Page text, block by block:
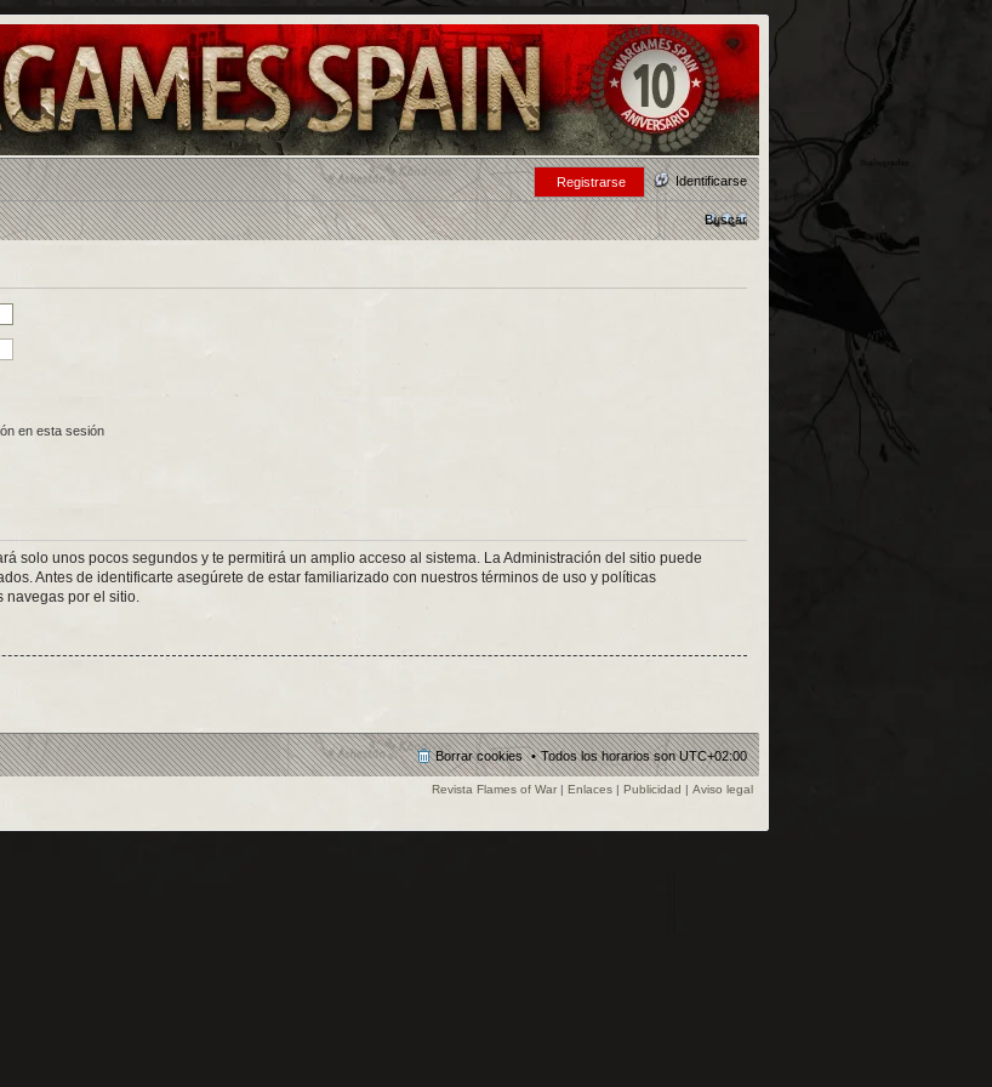
Identificarse
Registrarse
Buscar
en esta sesión
solo unos pocos segundos y te permitirá un amplio acceso al sistema. La Administración del sitio puede
Antes de identificarte asegúrete de estar familiarizado con nuestros términos de uso y políticas
navegas por el sitio.
Todos los horarios sonUTC+02:00
Borrar cookies
Revista Flames of War | Enlaces | Publicidad | Aviso legal